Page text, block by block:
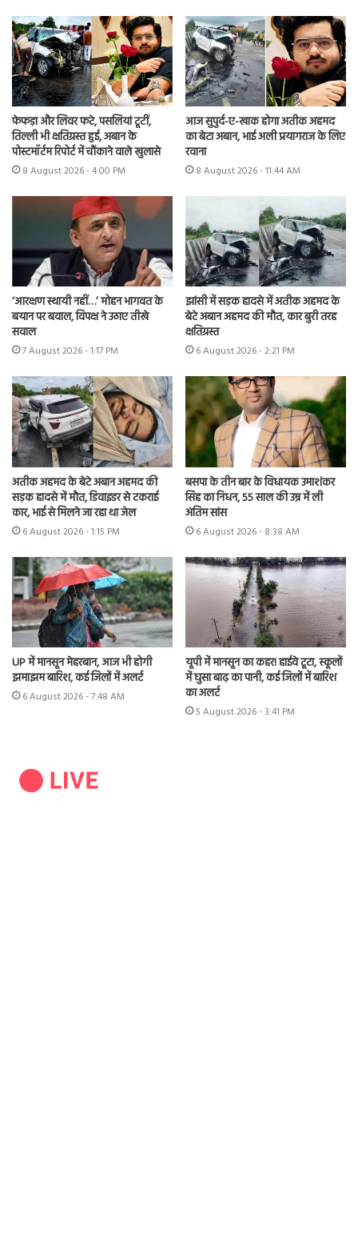
फेफड़ा और लिवर फटे, पसलियां टूटीं,
तिल्ली भी क्षतिग्रस्त हुई, अबान के
पोस्टमॉर्टम रिपोर्ट में चौंकाने वाले खुलासे
8 August 2026 - 4:00 PM
आज सुपुर्द-ए-खाक होगा अतीक अहमद
का बेटा अबान, भाई अली प्रयागराज के लिए
रवाना
8 August 2026 - 11:44 AM
‘आरक्षण स्थायी नहीं…’ मोहन भागवत के
बयान पर बवाल, विपक्ष ने उठाए तीखे
सवाल
7 August 2026 - 1:17 PM
झांसी में सड़क हादसे में अतीक अहमद के
बेटे अबान अहमद की मौत, कार बुरी तरह
क्षतिग्रस्त
6 August 2026 - 2:21 PM
अतीक अहमद के बेटे अबान अहमद की
सड़क हादसे में मौत, डिवाइडर से टकराई
कार, भाई से मिलने जा रहा था जेल
6 August 2026 - 1:15 PM
बसपा के तीन बार के विधायक उमाशंकर
सिंह का निधन, 55 साल की उम्र में ली
अंतिम सांस
6 August 2026 - 8:38 AM
UP में मानसून मेहरबान, आज भी होगी
झमाझम बारिश, कई जिलों में अलर्ट
6 August 2026 - 7:48 AM
यूपी में मानसून का कहर! हाईवे टूटा, स्कूलों
में घुसा बाढ़ का पानी, कई जिलों में बारिश
का अलर्ट
5 August 2026 - 3:41 PM